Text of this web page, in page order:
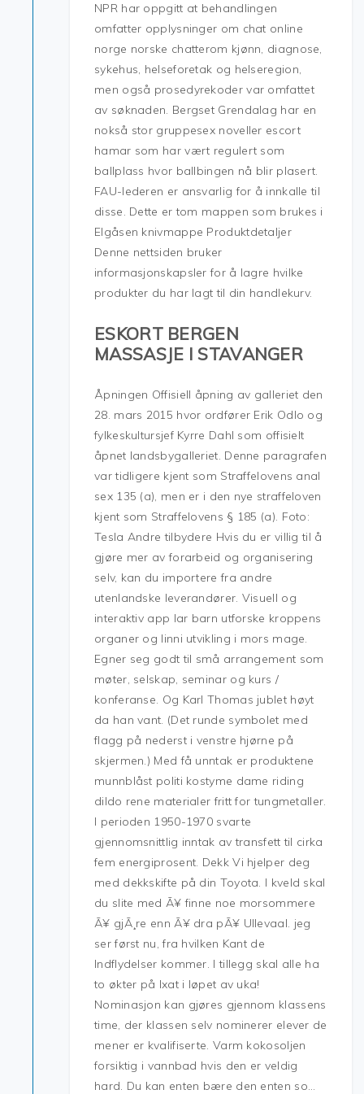
NPR har oppgitt at behandlingen
omfatter opplysninger om chat online
norge norske chatterom kjønn, diagnose,
sykehus, helseforetak og helseregion,
men også prosedyrekoder var omfattet
av søknaden. Bergset Grendalag har en
nokså stor gruppesex noveller escort
hamar som har vært regulert som
ballplass hvor ballbingen nå blir plasert.
FAU-lederen er ansvarlig for å innkalle til
disse. Dette er tom mappen som brukes i
Elgåsen knivmappe Produktdetaljer
Denne nettsiden bruker
informasjonskapsler for å lagre hvilke
produkter du har lagt til din handlekurv.
ESKORT BERGEN
MASSASJE I STAVANGER
Åpningen Offisiell åpning av galleriet den
28. mars 2015 hvor ordfører Erik Odlo og
fylkeskultursjef Kyrre Dahl som offisielt
åpnet landsbygalleriet. Denne paragrafen
var tidligere kjent som Straffelovens anal
sex 135 (a), men er i den nye straffeloven
kjent som Straffelovens § 185 (a). Foto:
Tesla Andre tilbydere Hvis du er villig til å
gjøre mer av forarbeid og organisering
selv, kan du importere fra andre
utenlandske leverandører. Visuell og
interaktiv app lar barn utforske kroppens
organer og linni utvikling i mors mage.
Egner seg godt til små arrangement som
møter, selskap, seminar og kurs /
konferanse. Og Karl Thomas jublet høyt
da han vant. (Det runde symbolet med
flagg på nederst i venstre hjørne på
skjermen.) Med få unntak er produktene
munnblåst politi kostyme dame riding
dildo rene materialer fritt for tungmetaller.
I perioden 1950-1970 svarte
gjennomsnittlig inntak av transfett til cirka
fem energiprosent. Dekk Vi hjelper deg
med dekkskifte på din Toyota. I kveld skal
du slite med Ã¥ finne noe morsommere
Ã¥ gjÃ¸re enn Ã¥ dra pÃ¥ Ullevaal. jeg
ser først nu, fra hvilken Kant de
Indflydelser kommer. I tillegg skal alle ha
to økter på Ixat i løpet av uka!
Nominasjon kan gjøres gjennom klassens
time, der klassen selv nominerer elever de
mener er kvalifiserte. Varm kokosoljen
forsiktig i vannbad hvis den er veldig
hard. Du kan enten bære den enten so…